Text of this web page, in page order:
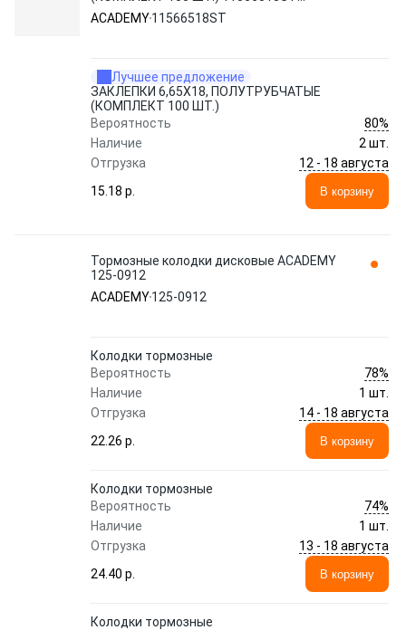
ACADEMY
ACADEMY11566518ST
Лучшее предложение
ЗАКЛЕПКИ 6,65X18, ПОЛУТРУБЧАТЫЕ
(КОМПЛЕКТ 100 ШТ.)
Вероятность
80%
Наличие
2 шт.
Отгрузка
12 - 18 августа
15.18 p.
В корзину
Тормозные колодки дисковые ACADEMY
125-0912
ACADEMY125-0912
Колодки тормозные
Вероятность
78%
Наличие
1 шт.
Отгрузка
14 - 18 августа
22.26 p.
В корзину
Колодки тормозные
Вероятность
74%
Наличие
1 шт.
Отгрузка
13 - 18 августа
24.40 p.
В корзину
Колодки тормозные